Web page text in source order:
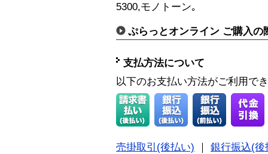
5300,モノトーン｡
ぷらっとオンライン ご購入の
支払方法について
以下のお支払い方法がご利用で
売掛取引(後払い)
銀行振込(後